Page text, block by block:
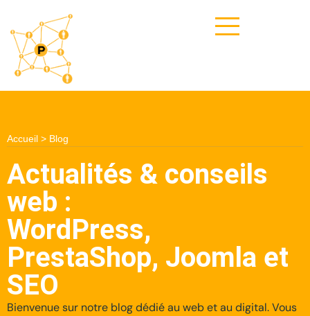
Accueil > Blog
Actualités & conseils
web :
WordPress,
PrestaShop, Joomla et
SEO
Bienvenue sur notre blog dédié au web et au digital. Vous